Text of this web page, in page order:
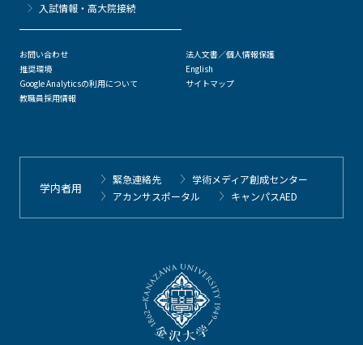
⼊試情報・高大院接続
お問い合わせ
推奨環境
Google Analyticsの利用について
教職員採用情報
法人文書／個人情報保護
English
サイトマップ
学内者用
緊急連絡先
学術メディア創成センター
アカンサスポータル
キャンパスAED